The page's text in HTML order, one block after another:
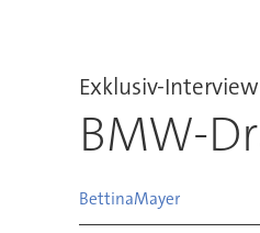
Exklusiv-Interview
BMW-
BettinaMayer